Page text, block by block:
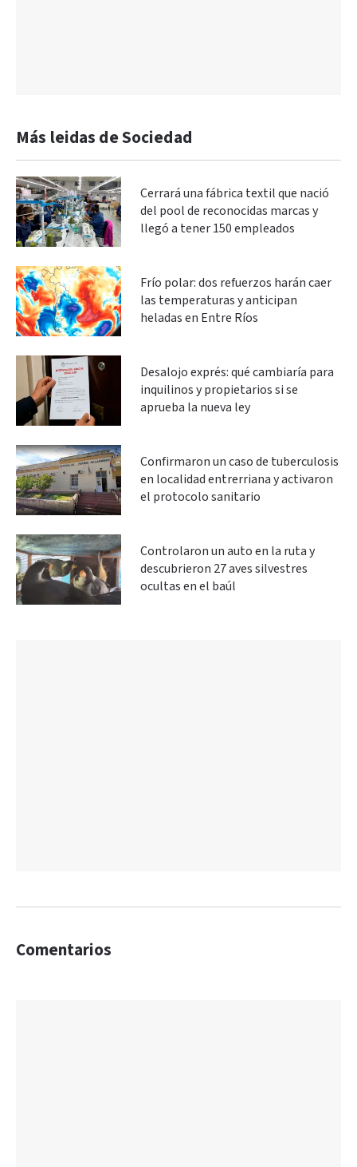
Más leidas de Sociedad
Cerrará una fábrica textil que nació
del pool de reconocidas marcas y
llegó a tener 150 empleados
Frío polar: dos refuerzos harán caer
las temperaturas y anticipan
heladas en Entre Ríos
Desalojo exprés: qué cambiaría para
inquilinos y propietarios si se
aprueba la nueva ley
Confirmaron un caso de tuberculosis
en localidad entrerriana y activaron
el protocolo sanitario
Controlaron un auto en la ruta y
descubrieron 27 aves silvestres
ocultas en el baúl
Comentarios